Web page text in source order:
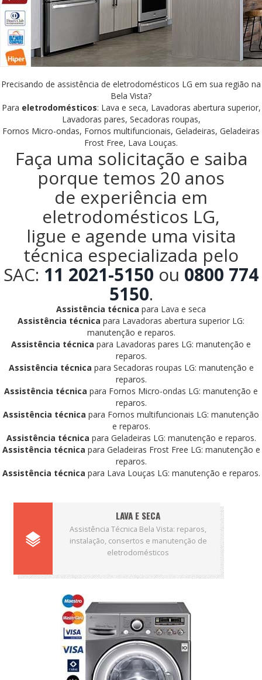
Precisando de assistência de eletrodomésticos LG em sua região na
Bela Vista?
Para eletrodomésticos: Lava e seca, Lavadoras abertura superior,
Lavadoras pares, Secadoras roupas,
Fornos Micro-ondas, Fornos multifuncionais, Geladeiras, Geladeiras
Frost Free, Lava Louças.
Faça uma solicitação e saiba
porque temos 20 anos
de experiência em
eletrodomésticos LG,
ligue e agende uma visita
técnica especializada pelo
SAC: 11 2021-5150 ou 0800 774
5150.
Assistência técnica para Lava e seca
Assistência técnica para Lavadoras abertura superior LG:
manutenção e reparos.
Assistência técnica para Lavadoras pares LG: manutenção e
reparos.
Assistência técnica para Secadoras roupas LG: manutenção e
reparos.
Assistência técnica para Fornos Micro-ondas LG: manutenção e
reparos.
Assistência técnica para Fornos multifuncionais LG: manutenção
e reparos.
Assistência técnica para Geladeiras LG: manutenção e reparos.
Assistência técnica para Geladeiras Frost Free LG: manutenção e
reparos.
Assistência técnica para Lava Louças LG: manutenção e reparos.
LAVA E SECA
Assistência Técnica Bela Vista: reparos,
instalação, consertos e manutenção de
eletrodomésticos